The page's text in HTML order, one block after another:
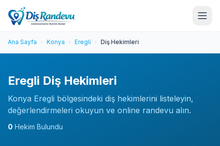
Ana Sayfa Konya Eregli Diş Hekimleri
Eregli Diş Hekimleri
Konya Eregli bölgesindeki diş hekimlerini listeleyin,
değerlendirmeleri okuyun ve online randevu alın.
0 Hekim Bulundu